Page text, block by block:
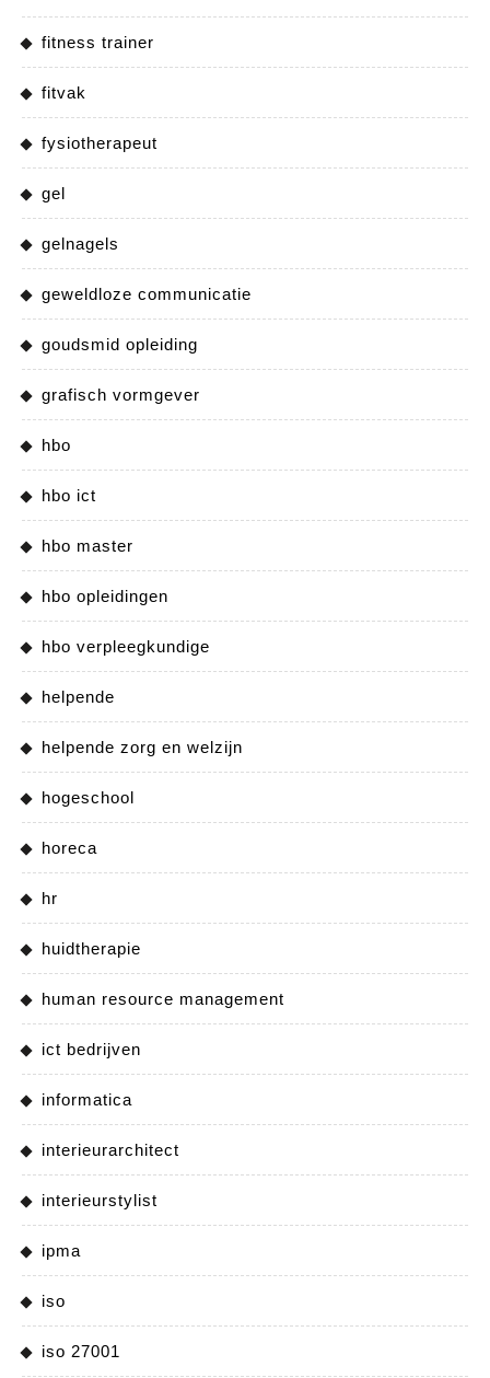
fitness trainer
fitvak
fysiotherapeut
gel
gelnagels
geweldloze communicatie
goudsmid opleiding
grafisch vormgever
hbo
hbo ict
hbo master
hbo opleidingen
hbo verpleegkundige
helpende
helpende zorg en welzijn
hogeschool
horeca
hr
huidtherapie
human resource management
ict bedrijven
informatica
interieurarchitect
interieurstylist
ipma
iso
iso 27001